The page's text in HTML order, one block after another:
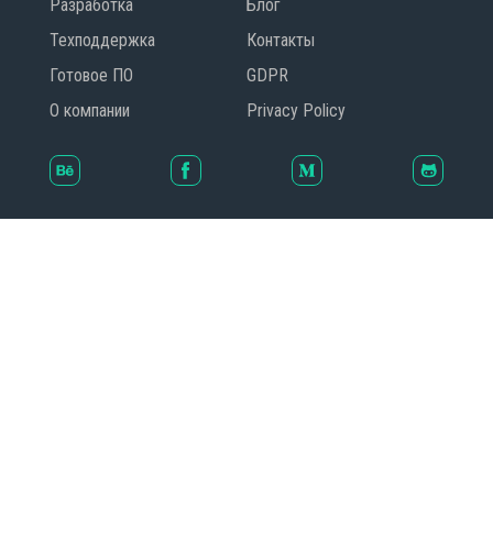
Разработка
Техподдержка
Готовое ПО
О компании
Блог
Контакты
GDPR
Privacy Policy